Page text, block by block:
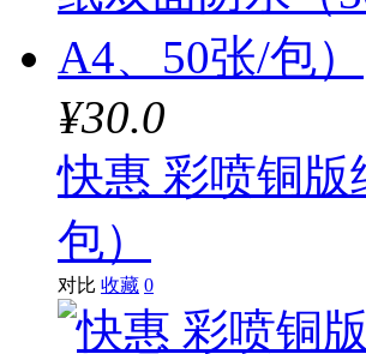
¥30.0
快惠 彩喷铜版
包）
对比 收藏 0